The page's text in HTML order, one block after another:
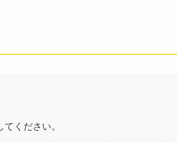
ください。